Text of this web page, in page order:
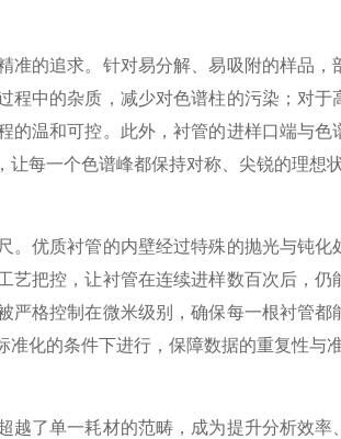
的追求。针对易分解、易吸附的样品，
程中的杂质，减少对色谱柱的污染；对
的温和可控。此外，衬管的进样口端与
每一个色谱峰都保持对称、尖锐的理想状
优质衬管的内壁经过特殊的抛光与钝化
艺把控，让衬管在连续进样数百次后，
严格控制在微米级别，确保每一根衬管
化的条件下进行，保障数据的重复性与准
了单一耗材的范畴，成为提升分析效率